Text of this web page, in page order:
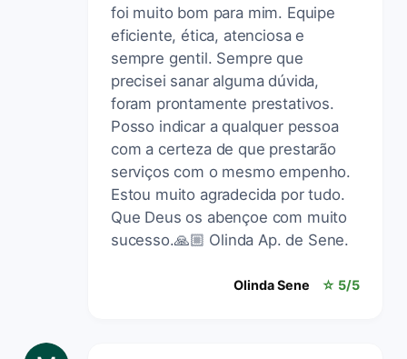
foi muito bom para mim. Equipe
eficiente, ética, atenciosa e
sempre gentil. Sempre que
precisei sanar alguma dúvida,
foram prontamente prestativos.
Posso indicar a qualquer pessoa
com a certeza de que prestarão
serviços com o mesmo empenho.
Estou muito agradecida por tudo.
Que Deus os abençoe com muito
sucesso.🙏🏼 Olinda Ap. de Sene.
Olinda Sene ☆ 5/5